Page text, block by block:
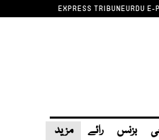
EXPRESS TRIBUNEURDU E-
بزنس رائے مزید